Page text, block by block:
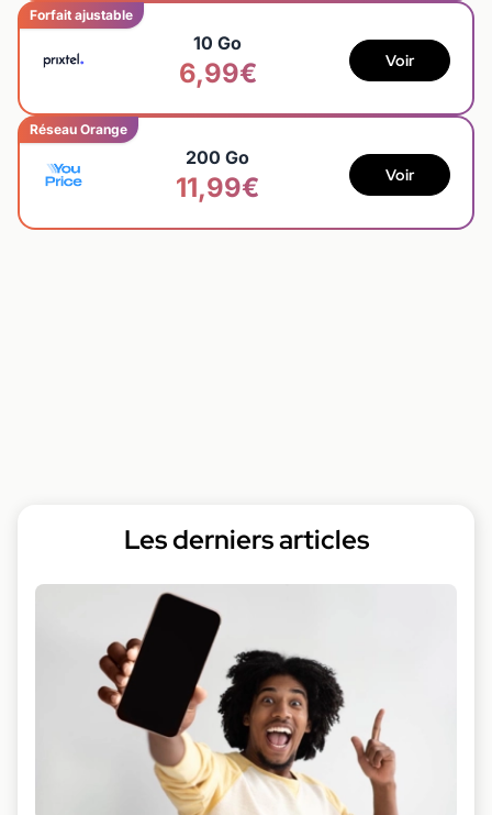
Forfait ajustable
10 Go
6,99€ Voir
Réseau Orange
200 Go
11,99€ Voir
Les derniers articles